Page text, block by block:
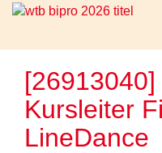
Kursleiter
LineDance